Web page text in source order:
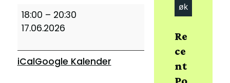
Vitnemålsutdeling
18:00 – 20:30
17.06.2026
iCalGoogle Kalender
øk
Re
ce
nt